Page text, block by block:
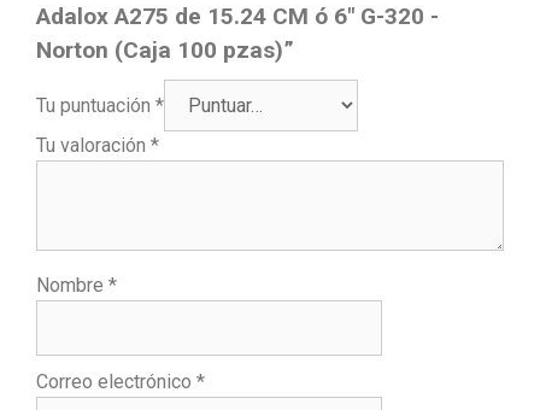
Adalox A275 de 15.24 CM ó 6″ G-320 -
Norton (Caja 100 pzas)”
Tu puntuación *
Tu valoración *
Nombre *
Correo electrónico *